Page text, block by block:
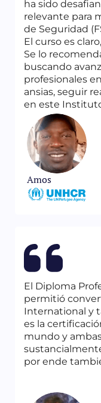
Conceptos
Capítulo 6
Factores
física
Capítulo 7
Arquitectura e
Capítulo 8
Estrategias
protección
Capítulo 9
Medidas de
Capítulo 10
Prevención del
ambiental
Capítulo 11
Sistemas de
Principios de la
Capítulo 14
Capítulo 15
Capítulo 16
Actividades de
Capítulo 17
Gestión de la
Para obtener
ha sido
relevante para
de Seguridad
El curso es
Se lo
buscando
profesionales
ansias, seguir
en este
Amos
El Diploma
permitió
International y
es la
mundo y
por ende